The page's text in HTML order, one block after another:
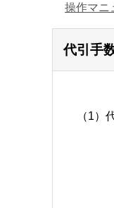
操作マニ
代引手
（1）